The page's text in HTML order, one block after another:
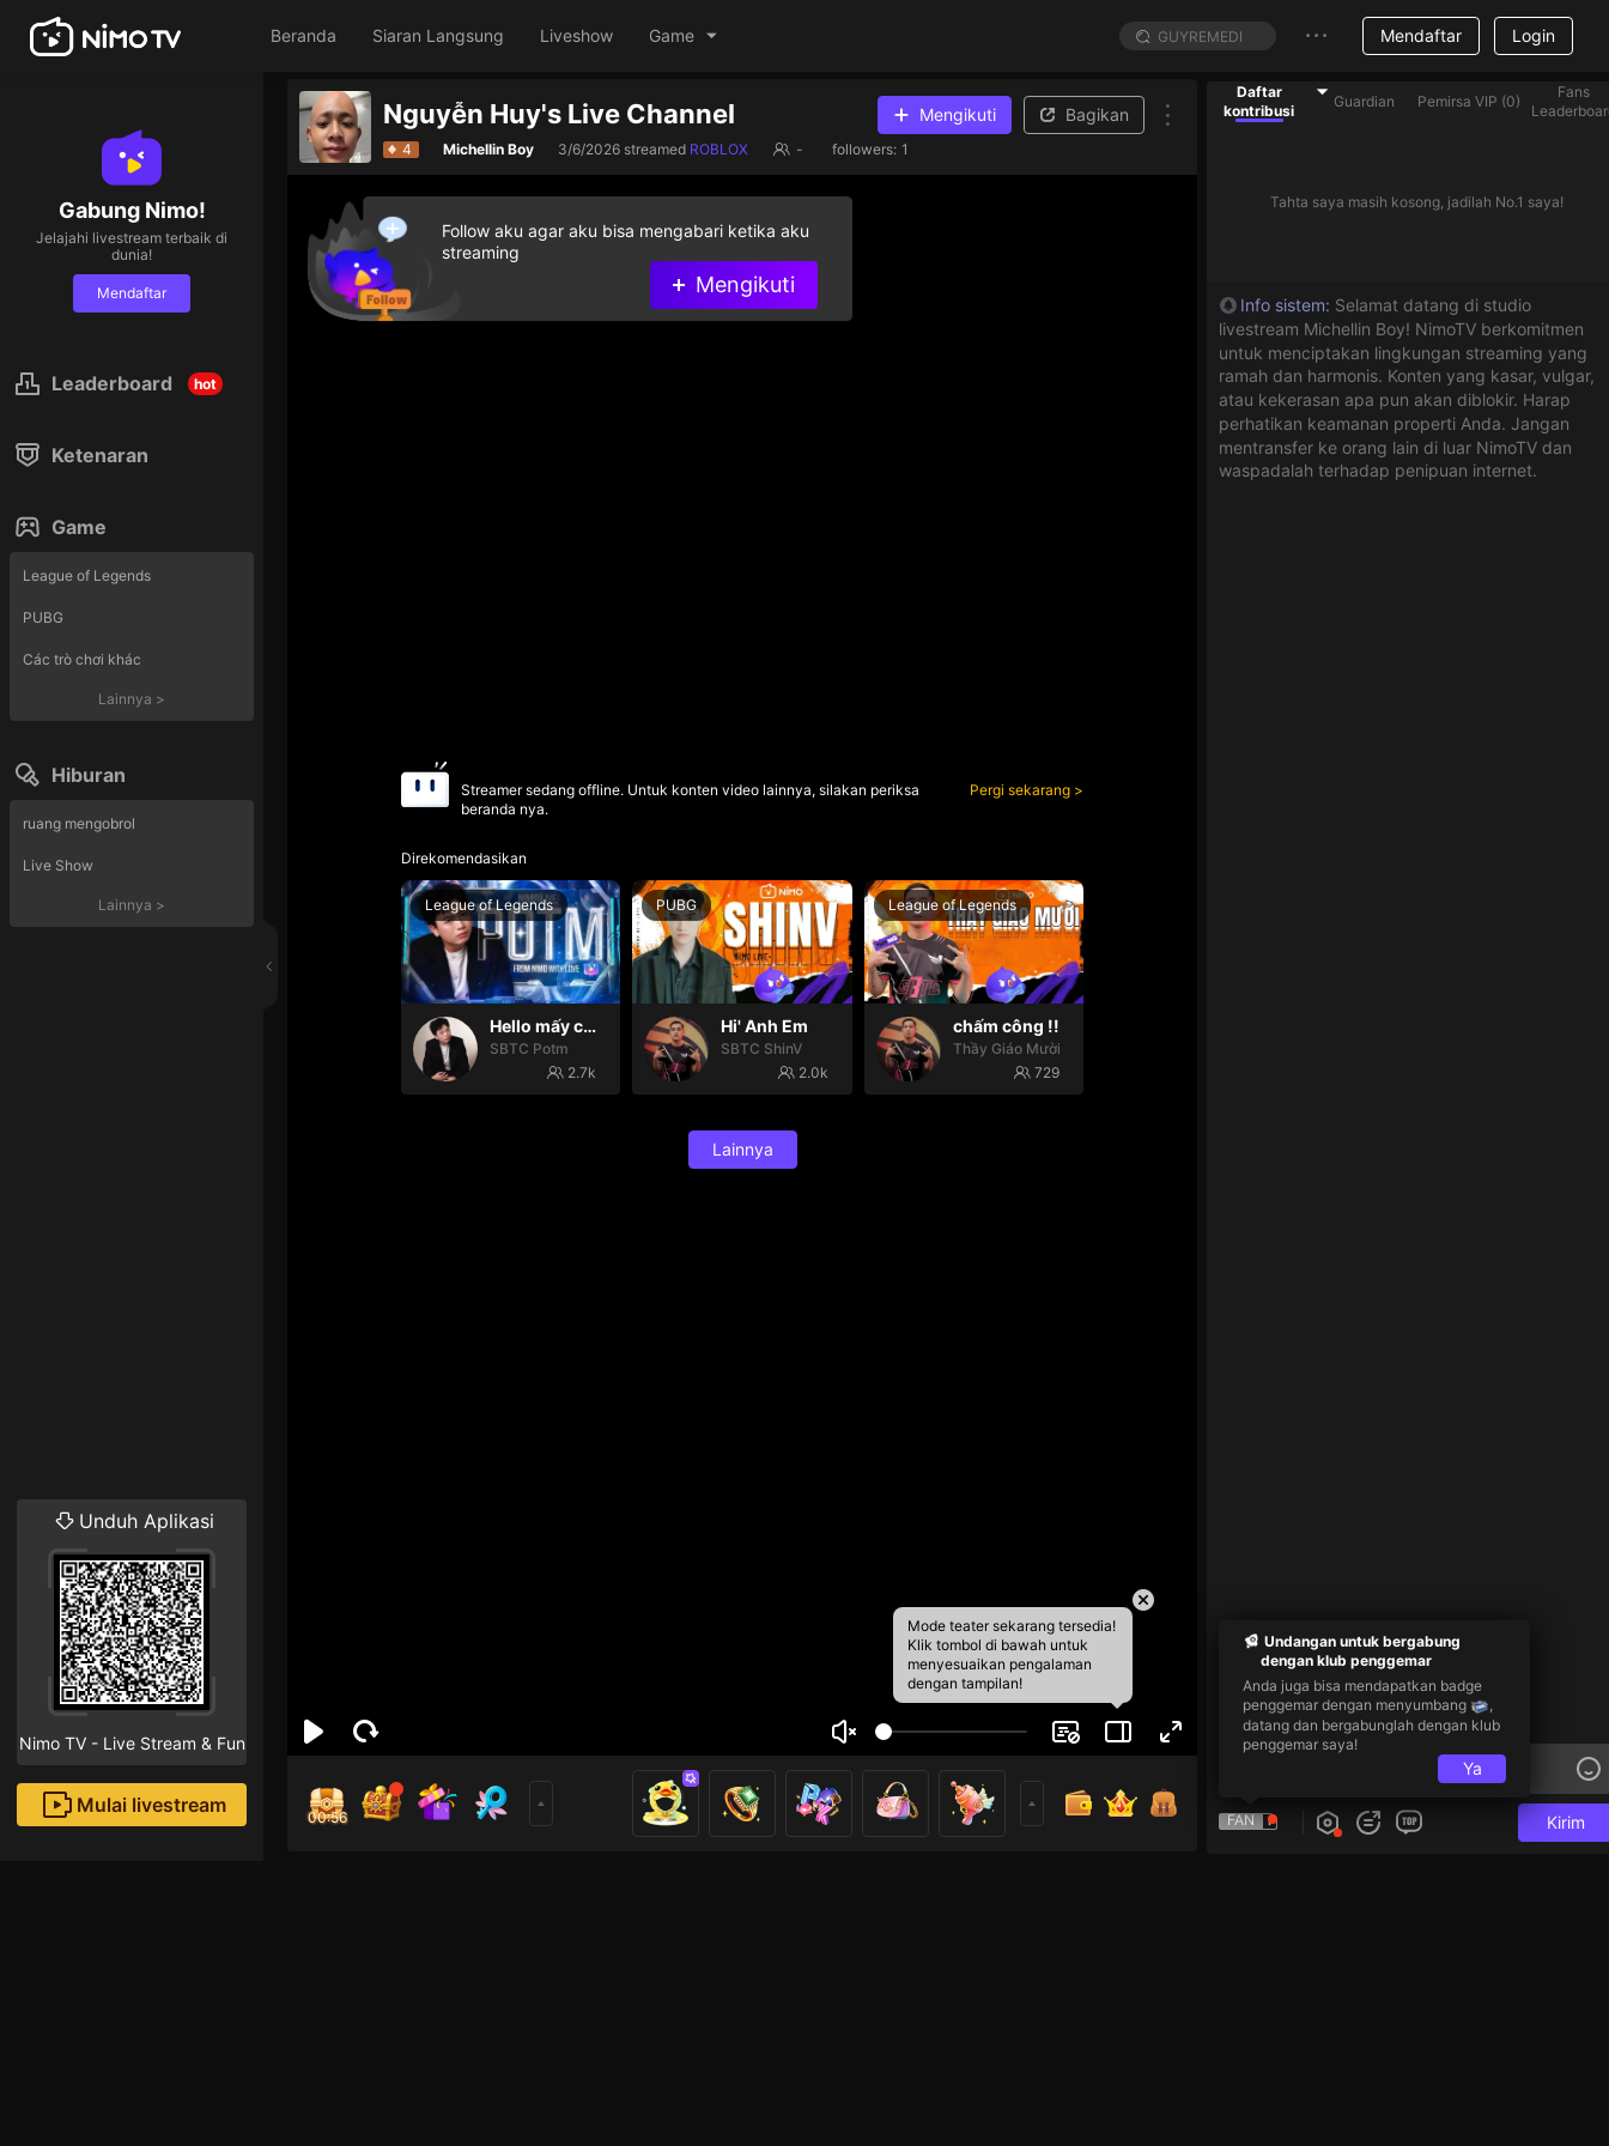
Beranda Siaran Langsung Liveshow Game Mendaftar Login
Gabung Nimo!
Jelajahi livestream terbaik di
dunia!
Mendaftar
Leaderboard hot
Ketenaran
Game
League of Legends
PUBG
Các trò chơi khác
Lainnya >
Hiburan
ruang mengobrol
Live Show
Lainnya >
Unduh Aplikasi
Nimo TV - Live Stream & Fun
Mulai livestream
Nguyễn Huy's Live Channel Mengikuti Bagikan
4 Michellin Boy 3/6/2026 streamed ROBLOX - followers: 1
Mode teater sekarang tersedia!
Klik tombol di bawah untuk
menyesuaikan pengalaman
dengan tampilan!
Streamer sedang offline. Untuk konten video lainnya, silakan periksa
beranda nya.
Pergi sekarang
Direkomendasikan
League of Legends
Hello mấy cục Zàng nhaaa
SBTC Potm
2.7k
PUBG
Hi' Anh Em
SBTC ShinV
2.0k
League of Legends
chấm công !!
Thầy Giáo Mười
729
Lainnya
00:55
Follow aku agar aku bisa mengabari ketika aku
streaming
Mengikuti
Daftar
kontribusi
Guardian Pemirsa VIP (0)
Fans
Tahta saya masih kosong, jadilah No.1 saya!
Info sistem: Selamat datang di studio
livestream Michellin Boy! NimoTV berkomitmen
untuk menciptakan lingkungan streaming yang
ramah dan harmonis. Konten yang kasar, vulgar,
atau kekerasan apa pun akan diblokir. Harap
perhatikan keamanan properti Anda. Jangan
mentransfer ke orang lain di luar NimoTV dan
waspadalah terhadap penipuan internet.
FAN Kirim
Undangan untuk bergabung
dengan klub penggemar
Anda juga bisa mendapatkan badge
penggemar dengan menyumbang
datang dan bergabunglah dengan klub
penggemar saya!
Ya